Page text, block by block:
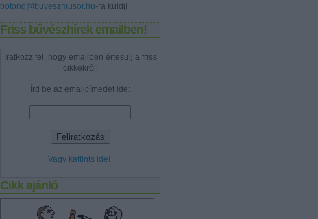
botond@buveszmusor.hu-ra küldj!
Friss bűvészhírek emailben!
Iratkozz fel, hogy emailben értesülj a friss
cikkekről!
Írd be az emailcímedet ide:
Vagy kattints ide!
Cikk ajánló